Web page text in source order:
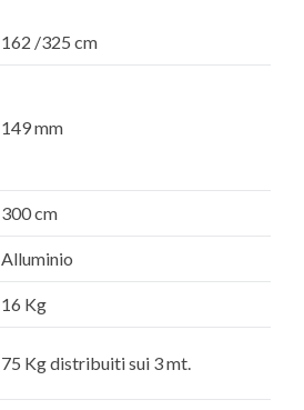
162 /325 cm
149 mm
300 cm
Alluminio
16 Kg
75 Kg distribuiti sui 3 mt.